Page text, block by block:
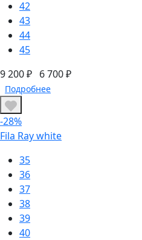
42
43
44
45
9 200 ₽ 6 700 ₽
Подробнее
-28%
Fila Ray white
35
36
37
38
39
40